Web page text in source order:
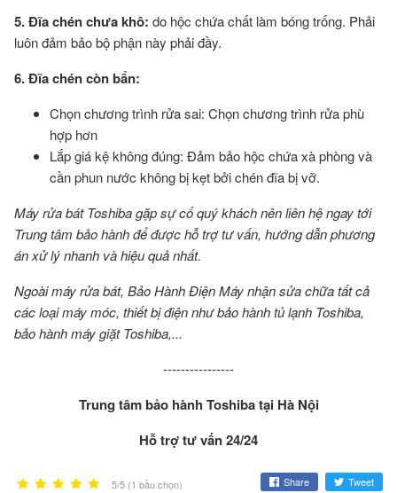
5. Đĩa chén chưa khô: do hộc chứa chất làm bóng trống. Phải
luôn đảm bảo bộ phận này phải đầy.
6. Đĩa chén còn bẩn:
Chọn chương trình rửa sai: Chọn chương trình rửa phù
hợp hơn
Lắp giá kệ không đúng: Đảm bảo hộc chứa xà phòng và
cần phun nước không bị kẹt bởi chén đĩa bị vỡ.
Máy rửa bát Toshiba gặp sự cố quý khách nên liên hệ ngay tới
Trung tâm bảo hành để được hỗ trợ tư vấn, hướng dẫn phương
án xử lý nhanh và hiệu quả nhất.
Ngoài máy rửa bát, Bảo Hành Điện Máy nhận sửa chữa tất cả
các loại máy móc, thiết bị điện nhưbảo hành tủ lạnh Toshiba,
bảo hành máy giặt Toshiba,...
----------------
Trung tâm bảo hành Toshiba tại Hà Nội
Hỗ trợ tư vấn 24/24
5/5 (1 bầu chọn) Share Tweet